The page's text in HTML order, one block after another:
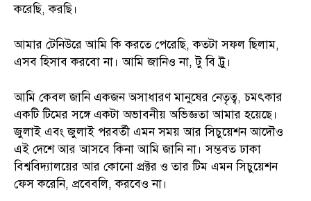
করেছি, করছি।
আমার টেনিউরে আমি কি করতে পেরেছি, কতটা সফল ছিলাম,
এসব হিসাব করবো না। আমি জানিও না, টু বি ট্রু।
আমি কেবল জানি একজন অসাধারণ মানুষের নেতৃত্ব, চমৎকার
একটি টিমের সঙ্গে একটা অভাবনীয় অভিজ্ঞতা আমার হয়েছে।
জুলাই এবং জুলাই পরবর্তী এমন সময় আর সিচুয়েশন আদৌও
এই দেশে আর আসবে কিনা আমি জানি না। সম্ভবত ঢাকা
বিশ্ববিদ্যালয়ের আর কোনো প্রক্টর ও তার টিম এমন সিচুয়েশন
ফেস করেনি, প্রবেবলি, করবেও না।